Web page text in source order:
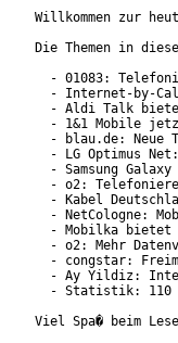
Willkommen zur
Die Themen in
- 01083:
- Internet-by-
- Aldi Talk
- 1&1 Mobile
- blau.de: Neue
- LG Optimus
- Samsung Galaxy
- o2:
- Kabel
- NetCologne:
- Mobilka bietet
- o2: Mehr
- congstar:
- Ay Yildiz:
- Statistik: 110
Viel Spa� beim